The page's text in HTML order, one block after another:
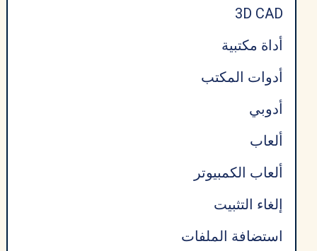
3D CAD
أداة مكتبية
أدوات المكتب
أدوبي
ألعاب
ألعاب الكمبيوتر
إلغاء التثبيت
استضافة الملفات